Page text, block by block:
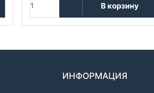
В корзину
ИНФОРМАЦИЯ